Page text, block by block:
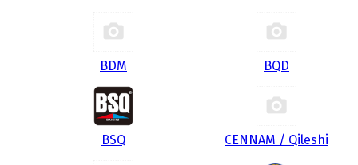
BDM BQD
BSQ CENNAM / Qileshi